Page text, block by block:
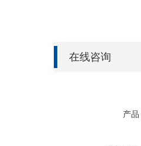
在线咨询
产品